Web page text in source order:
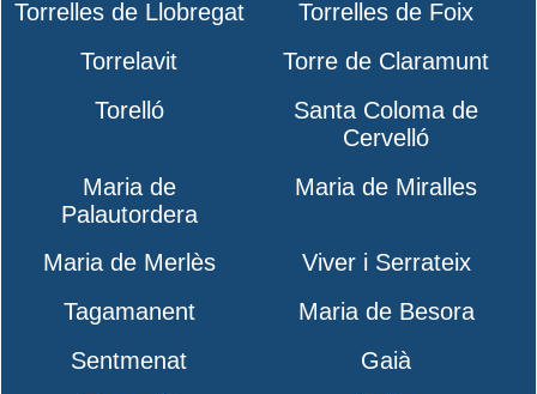
Torrelles de Llobregat
Torrelles de Foix
Torrelavit
Torre de Claramunt
Torelló
Santa Coloma de
Cervelló
Maria de
Palautordera
Maria de Miralles
Maria de Merlès
Viver i Serrateix
Tagamanent
Maria de Besora
Sentmenat
Gaià